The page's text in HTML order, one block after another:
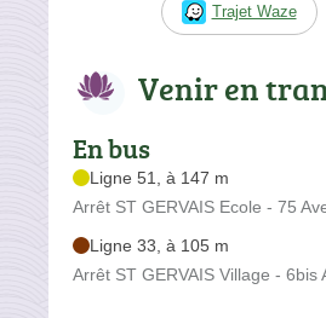
Trajet Waze
Venir en
En bus
Ligne 51, à 147 m
Arrêt ST GERVAIS Ecole - 75
Ligne 33, à 105 m
Arrêt ST GERVAIS Village - 6bis